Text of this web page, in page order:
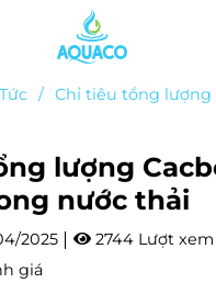
/ Chỉ tiêu tổng lượng
lượng
nước thải
2025
2744 Lượt xem
giá